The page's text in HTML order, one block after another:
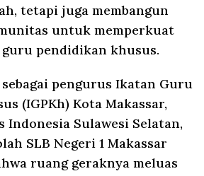
tetapi juga membangun
untuk memperkuat
pendidikan khusus.
pengurus Ikatan Guru
(IGPKh) Kota Makassar,
Indonesia Sulawesi Selatan,
SLB Negeri 1 Makassar
ruang geraknya meluas